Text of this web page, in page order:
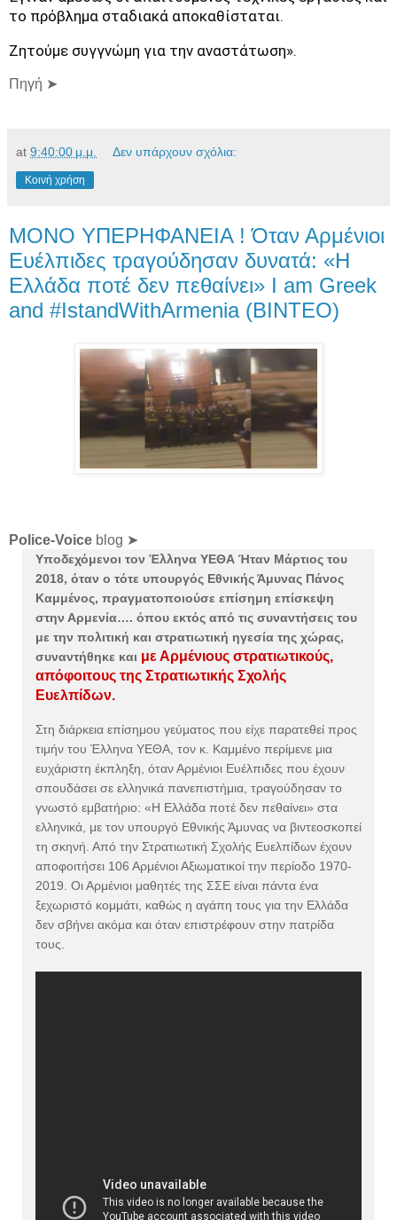
το πρόβλημα σταδιακά αποκαθίσταται.
Ζητούμε συγγνώμη για την αναστάτωση».
Πηγή ➤
at 9:40:00 μ.μ. Δεν υπάρχουν σχόλια:
Κοινή χρήση
ΜΟΝΟ ΥΠΕΡΗΦΑΝΕΙΑ ! Όταν Αρμένιοι
Ευέλπιδες τραγούδησαν δυνατά: «Η
Ελλάδα ποτέ δεν πεθαίνει» I am Greek
and #IstandWithArmenia (ΒΙΝΤΕΟ)
Police-Voice blog ➤
Υποδεχόμενοι τον Έλληνα ΥΕΘΑ Ήταν Μάρτιος του
2018, όταν ο τότε υπουργός Εθνικής Άμυνας Πάνος
Καμμένος, πραγματοποιούσε επίσημη επίσκεψη
στην Αρμενία…. όπου εκτός από τις συναντήσεις του
με την πολιτική και στρατιωτική ηγεσία της χώρας,
συναντήθηκε και με Αρμένιους στρατιωτικούς,
απόφοιτους της Στρατιωτικής Σχολής
Ευελπίδων.
Στη διάρκεια επίσημου γεύματος που είχε παρατεθεί προς
τιμήν του Έλληνα ΥΕΘΑ, τον κ. Καμμένο περίμενε μια
ευχάριστη έκπληξη, όταν Αρμένιοι Ευέλπιδες που έχουν
σπουδάσει σε ελληνικά πανεπιστήμια, τραγούδησαν το
γνωστό εμβατήριο: «Η Ελλάδα ποτέ δεν πεθαίνει» στα
ελληνικά, με τον υπουργό Εθνικής Άμυνας να βιντεοσκοπεί
τη σκηνή. Από την Στρατιωτική Σχολής Ευελπίδων έχουν
αποφοιτήσει 106 Αρμένιοι Αξιωματικοί την περίοδο 1970-
2019. Οι Αρμένιοι μαθητές της ΣΣΕ είναι πάντα ένα
ξεχωριστό κομμάτι, καθώς η αγάπη τους για την Ελλάδα
δεν σβήνει ακόμα και όταν επιστρέφουν στην πατρίδα
τους.